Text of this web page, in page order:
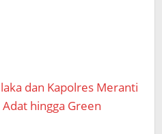
dan Kapolres Meranti
hingga Green